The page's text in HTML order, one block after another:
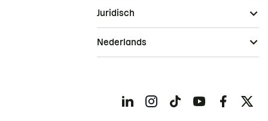
Juridisch
Nederlands